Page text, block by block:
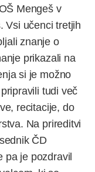
Mengeš v
Vsi učenci tretjih
znanje o
prikazali na
si je možno
tudi več
recitacije, do
Na prireditvi
ČD
pa je pozdravil